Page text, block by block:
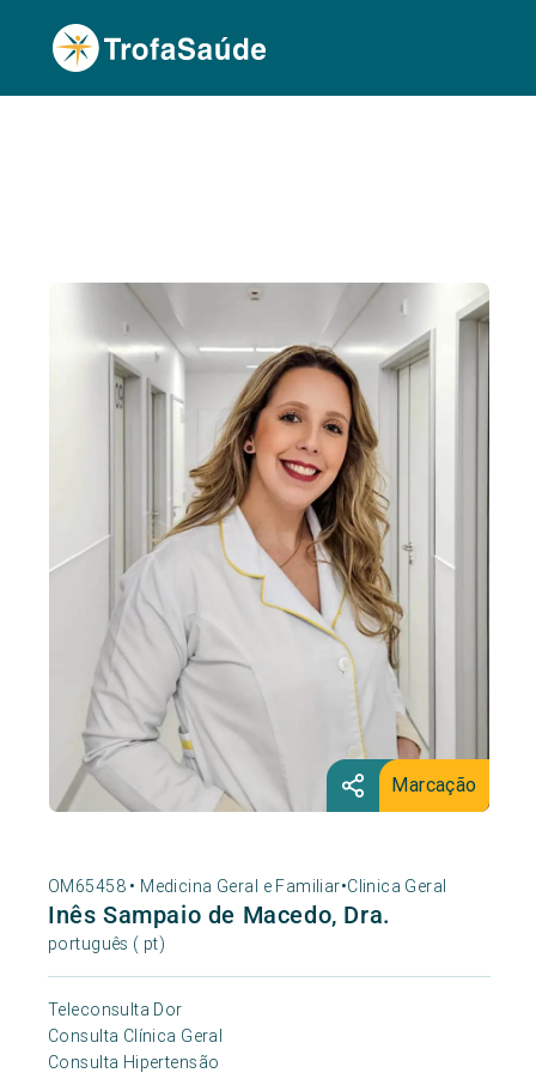
Marcação
OM65458 • Medicina Geral e Familiar•Clinica Geral
Inês Sampaio de Macedo, Dra.
português ( pt)
Teleconsulta Dor
Consulta Clínica Geral
Consulta Hipertensão